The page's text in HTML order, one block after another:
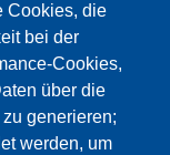
Cookies, die
bei der
Cookies,
über die
generieren;
werden, um
Maps